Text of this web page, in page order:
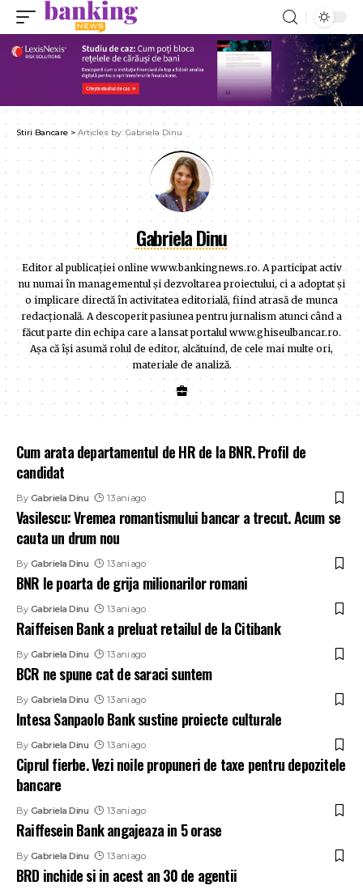
Stiri Bancare > Articles by: Gabriela Dinu
Gabriela Dinu
Editor al publicaţiei online www.bankingnews.ro. A participat activ
nu numai în managementul şi dezvoltarea proiectului, ci a adoptat şi
o implicare directă în activitatea editorială, fiind atrasă de munca
redacţională. A descoperit pasiunea pentru jurnalism atunci când a
făcut parte din echipa care a lansat portalul www.ghiseulbancar.ro.
Așa că îşi asumă rolul de editor, alcătuind, de cele mai multe ori,
materiale de analiză.
Cum arata departamentul de HR de la BNR. Profil de
candidat
By Gabriela Dinu 13 ani ago
Vasilescu: Vremea romantismului bancar a trecut. Acum se
cauta un drum nou
By Gabriela Dinu 13 ani ago
BNR le poarta de grija milionarilor romani
By Gabriela Dinu 13 ani ago
Raiffeisen Bank a preluat retailul de la Citibank
By Gabriela Dinu 13 ani ago
BCR ne spune cat de saraci suntem
By Gabriela Dinu 13 ani ago
Intesa Sanpaolo Bank sustine proiecte culturale
By Gabriela Dinu 13 ani ago
Ciprul fierbe. Vezi noile propuneri de taxe pentru depozitele
bancare
By Gabriela Dinu 13 ani ago
Raiffesein Bank angajeaza in 5 orase
By Gabriela Dinu 13 ani ago
BRD inchide si in acest an 30 de agentii